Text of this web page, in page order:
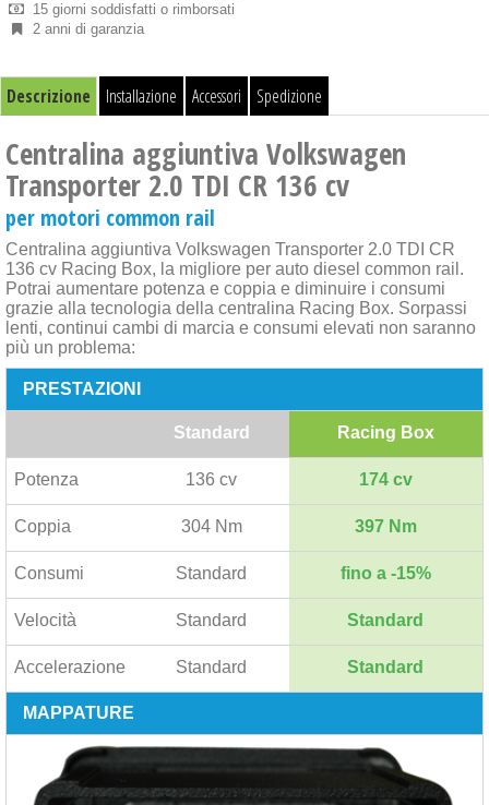
15 giorni soddisfatti o rimborsati
2 anni di garanzia
Descrizione Installazione Accessori Spedizione
Centralina aggiuntiva Volkswagen
Transporter 2.0 TDI CR 136 cv
per motori common rail
Centralina aggiuntiva Volkswagen Transporter 2.0 TDI CR
136 cv Racing Box, la migliore per auto diesel common rail.
Potrai aumentare potenza e coppia e diminuire i consumi
grazie alla tecnologia della centralina Racing Box. Sorpassi
lenti, continui cambi di marcia e consumi elevati non saranno
più un problema:
PRESTAZIONI
Standard Racing Box
Potenza 136 cv 174 cv
Coppia 304 Nm 397 Nm
Consumi Standard fino a -15%
Velocità Standard Standard
Accelerazione Standard Standard
MAPPATURE